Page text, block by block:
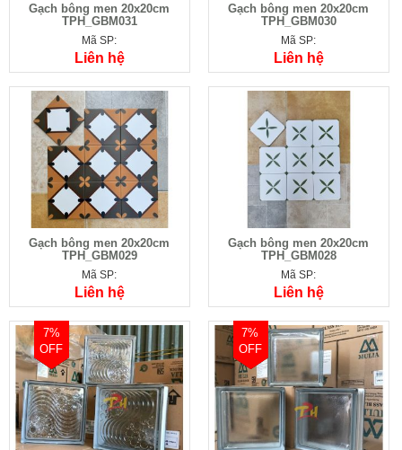
Gạch bông men 20x20cm
TPH_GBM031
Mã SP:
Liên hệ
Gạch bông men 20x20cm
TPH_GBM030
Mã SP:
Liên hệ
Gạch bông men 20x20cm
TPH_GBM029
Mã SP:
Liên hệ
Gạch bông men 20x20cm
TPH_GBM028
Mã SP:
Liên hệ
7%
OFF
7%
OFF